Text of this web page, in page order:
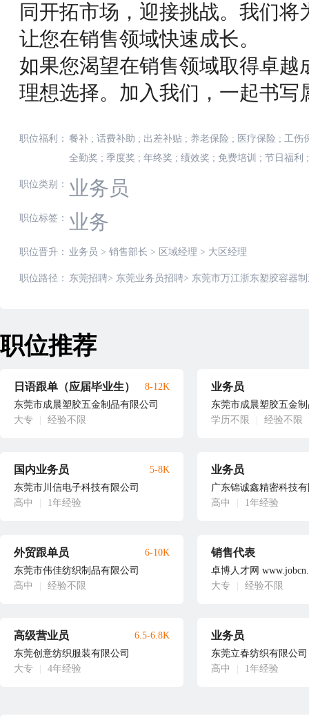
同开拓市场，迎接挑战。我们
让您在销售领域快速成长。
如果您渴望在销售领域取得卓
理想选择。加入我们，一起书写
职位福利： 餐补 ; 话费补助 ; 出差补贴 ; 养老保险 ; 医疗保险 ; 工伤
全勤奖 ; 季度奖 ; 年终奖 ; 绩效奖 ; 免费培训 ; 节日福利 ;
职位类别： 业务员
职位标签： 业务
职位晋升： 业务员 > 销售部长 > 区域经理 > 大区经理
职位路径： 东莞招聘> 东莞业务员招聘> 东莞市万江浙东塑胶容器
职位推荐
日语跟单（应届毕业生）
东莞市成晨塑胶五金制品有限公司
大专
经验不限
8-12K 业务员
东莞市成晨塑胶五金
学历不限
经验不限
国内业务员
东莞市川信电子科技有限公司
高中
1年经验
5-8K 业务员
广东锦诚鑫精密科技
高中
1年经验
外贸跟单员
东莞市伟佳纺织制品有限公司
高中
经验不限
6-10K 销售代表
卓博人才网
大专
经验不限
高级营业员
东莞创意纺织服装有限公司
大专
4年经验
6.5-6.8K 业务员
东莞立春纺织有限公司
高中
1年经验